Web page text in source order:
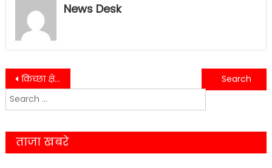
News Desk
Post
navigation
किच्छा क्षेत्र में मैसर्स तराई फार्म सीड्स एण्ड कंपनी का प्रबंधक गिरफ्तार।……
हाई कोर्ट के आदेश के बाद अतिक्रमण हटाने के लिए हरकत में ज़िला पुलिस प्रशासन…..
Search
for:
ताजा खबरे